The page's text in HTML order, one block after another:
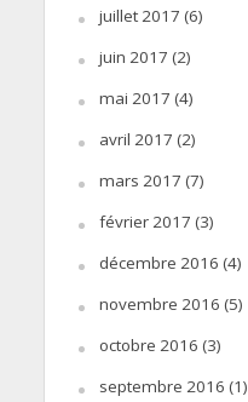
juillet 2017 (6)
juin 2017 (2)
mai 2017 (4)
avril 2017 (2)
mars 2017 (7)
février 2017 (3)
décembre 2016 (4)
novembre 2016 (5)
octobre 2016 (3)
septembre 2016 (1)